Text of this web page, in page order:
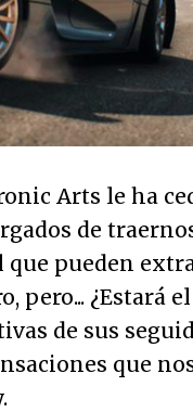
Arts le ha
de
que pueden
pero... ¿Estará
de sus
que